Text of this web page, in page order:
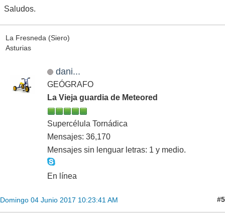
Saludos.
La Fresneda (Siero)
Asturias
dani...
GEÓGRAFO
La Vieja guardia de Meteored
Supercélula Tornádica
Mensajes: 36,170
Mensajes sin lenguar letras: 1 y medio.
En línea
Domingo 04 Junio 2017 10:23:41 AM #5